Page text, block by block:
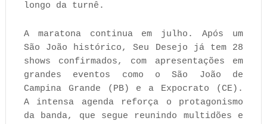
longo da turnê.
A maratona continua em julho. Após um
São João histórico, Seu Desejo já tem 28
shows confirmados, com apresentações em
grandes eventos como o São João de
Campina Grande (PB) e a Expocrato (CE).
A intensa agenda reforça o protagonismo
da banda, que segue reunindo multidões e